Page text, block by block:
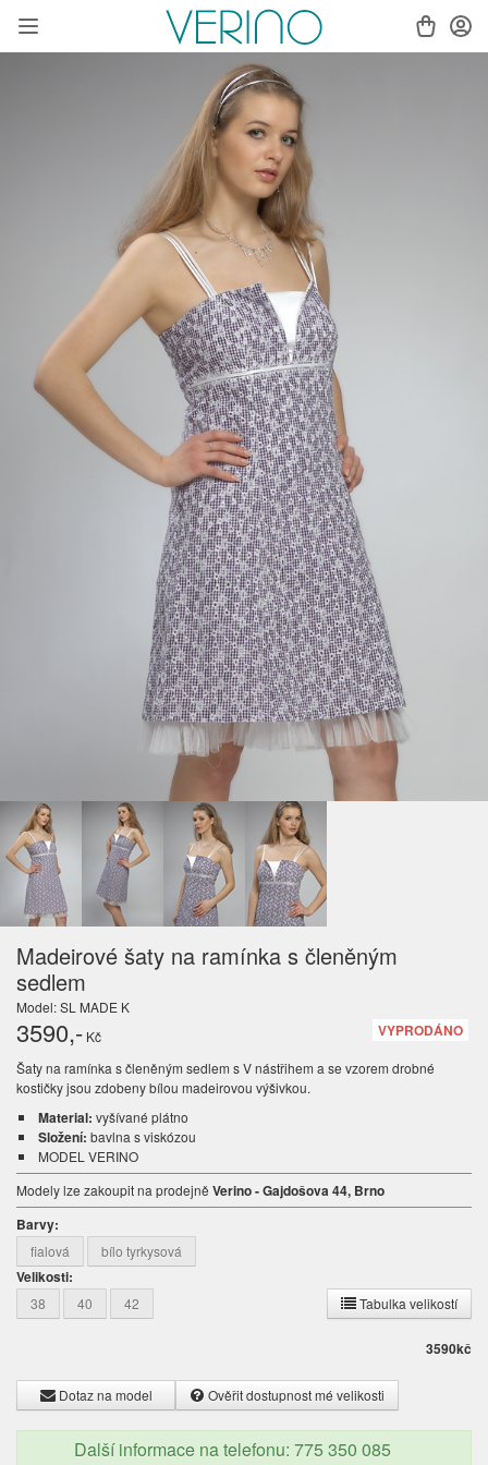
Madeirové šaty na ramínka s členěným
sedlem
Model: SL MADE K
VYPRODÁNO
3590,- Kč
Šaty na ramínka s členěným sedlem s V nástřihem a se vzorem drobné
kostičky jsou zdobeny bílou madeirovou výšivkou.
Material: vyšívané plátno
Složení: bavlna s viskózou
MODEL VERINO
Modely lze zakoupit na prodejně Verino - Gajdošova 44, Brno
Barvy:
fialová bílo tyrkysová
Velikosti:
38 40 42 Tabulka velikostí
3590kč
Dotaz na model Ověřit dostupnost mé velikosti
Další informace na telefonu: 775 350 085